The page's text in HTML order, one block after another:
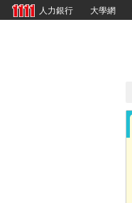
人力銀行 大學網